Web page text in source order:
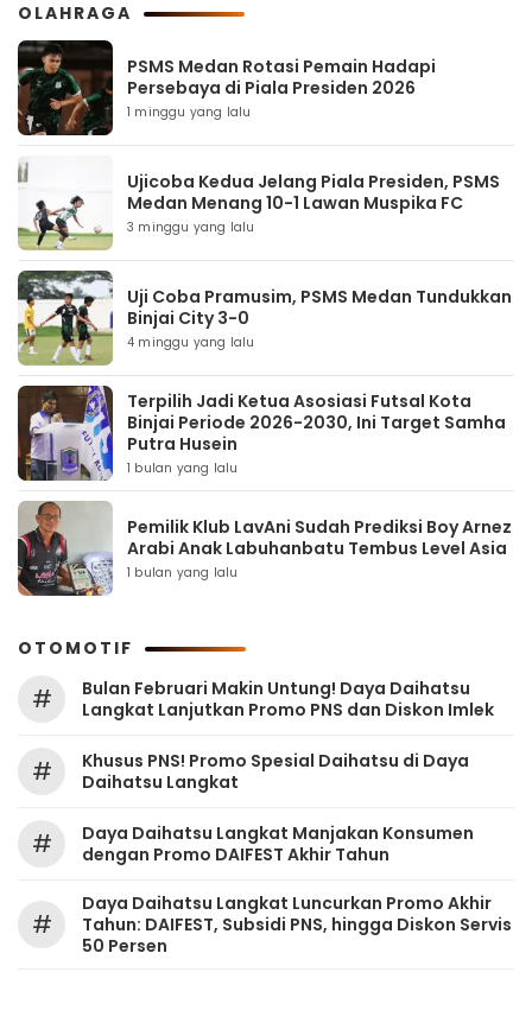
OLAHRAGA
PSMS Medan Rotasi Pemain Hadapi
Persebaya di Piala Presiden 2026
1 minggu yang lalu
Ujicoba Kedua Jelang Piala Presiden, PSMS
Medan Menang 10-1 Lawan Muspika FC
3 minggu yang lalu
Uji Coba Pramusim, PSMS Medan Tundukkan
Binjai City 3-0
4 minggu yang lalu
Terpilih Jadi Ketua Asosiasi Futsal Kota
Binjai Periode 2026-2030, Ini Target Samha
Putra Husein
1 bulan yang lalu
Pemilik Klub LavAni Sudah Prediksi Boy Arnez
Arabi Anak Labuhanbatu Tembus Level Asia
1 bulan yang lalu
OTOMOTIF
#
Bulan Februari Makin Untung! Daya Daihatsu
Langkat Lanjutkan Promo PNS dan Diskon Imlek
#
Khusus PNS! Promo Spesial Daihatsu di Daya
Daihatsu Langkat
#
Daya Daihatsu Langkat Manjakan Konsumen
dengan Promo DAIFEST Akhir Tahun
#
Daya Daihatsu Langkat Luncurkan Promo Akhir
Tahun: DAIFEST, Subsidi PNS, hingga Diskon Servis
50 Persen